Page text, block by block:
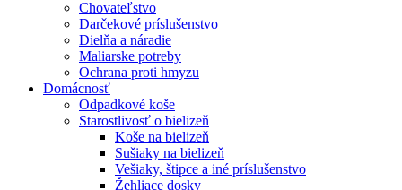
Chovateľstvo
Darčekové príslušenstvo
Dielňa a náradie
Maliarske potreby
Ochrana proti hmyzu
Domácnosť
Odpadkové koše
Starostlivosť o bielizeň
Koše na bielizeň
Sušiaky na bielizeň
Vešiaky, štipce a iné príslušenstvo
Žehliace dosky